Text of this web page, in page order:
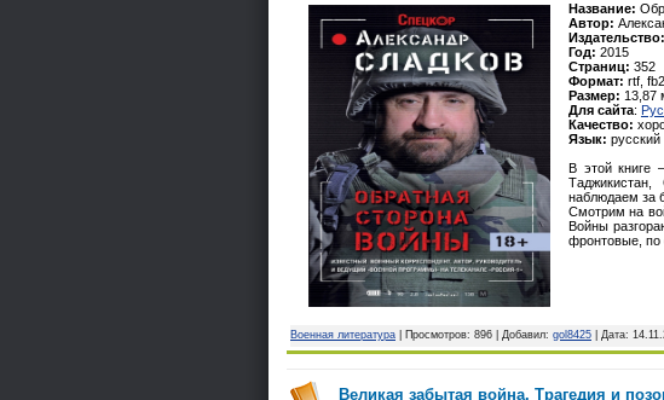
Название:
Автор:
Издательство:
Год: 2015
Страниц: 352
Формат: rtf, fb2
Размер: 13,87
Для сайта:
Качество:
Язык: русский
В этой книге
наблюдаем за
Смотрим на
Войны
фронтовые, по
Военная литература | Просмотров: 896 | Добавил: gol8425 | Дата:
Великая забытая война. Трагедия и